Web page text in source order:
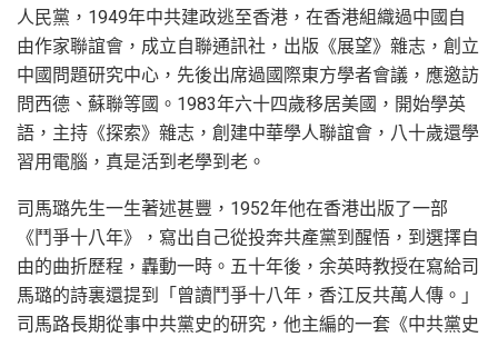
人民黨，1949年中共建政逃至香港，在香港組織過中國自
由作家聯誼會，成立自聯通訊社，出版《展望》雜志，創立
中國問題研究中心，先後出席過國際東方學者會議，應邀訪
問西德、蘇聯等國。1983年六十四歲移居美國，開始學英
語，主持《探索》雜志，創建中華學人聯誼會，八十歲還學
習用電腦，真是活到老學到老。
司馬璐先生一生著述甚豐，1952年他在香港出版了一部
《鬥爭十八年》，寫出自己從投奔共產黨到醒悟，到選擇自
由的曲折歷程，轟動一時。五十年後，余英時教授在寫給司
馬璐的詩裏還提到「曾讀鬥爭十八年，香江反共萬人傳。」
司馬路長期從事中共黨史的研究，他主編的一套《中共黨史